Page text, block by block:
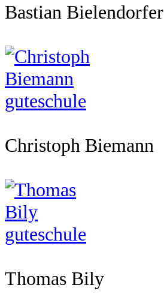
Bastian Bielendorfer
Christoph Biemann
Thomas Bily